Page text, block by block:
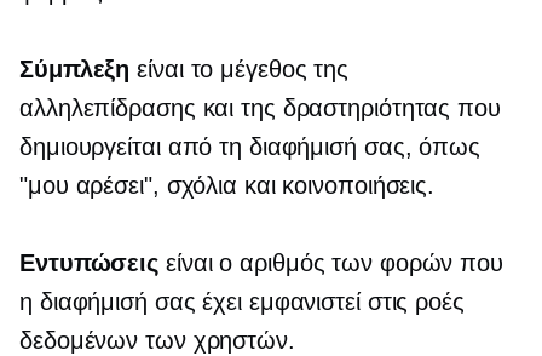
Σύμπλεξη είναι το μέγεθος της
αλληλεπίδρασης και της δραστηριότητας που
δημιουργείται από τη διαφήμισή σας, όπως
"μου αρέσει", σχόλια και κοινοποιήσεις.
Εντυπώσεις είναι ο αριθμός των φορών που
η διαφήμισή σας έχει εμφανιστεί στις ροές
δεδομένων των χρηστών.